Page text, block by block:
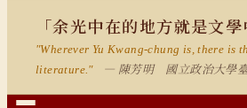
「余光中在的地方就是文學
"Wherever Yu Kwang-chung is, there is
literature."
— 陳芳明 國立政治大學